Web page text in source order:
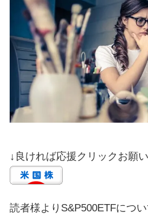
↓良ければ応援クリックお願
読者様よりS&P500ETFにつ